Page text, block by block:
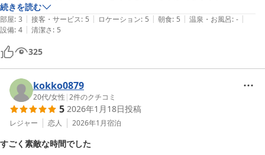
アメニティは必要最小限、シャワーも共用で設備も簡素ですが八幡宮や
小町通りで遊んだあと由比が浜まで歩けば着きます。
朝食は理想なシチュエーションでザ和食をどれもおいしく頂き朝から元
気もらいました。
金額、ロケーション、朝食の3つが当てはまればオススメです。
オーナー様　是非女性の化粧用に机上タイプで大きめの鏡と化粧の色合
いがわかるライトがあると我々は不満がなくなります。
前向きに検討お願いします。
続きを読む
部屋: 3 | 接客・サービス: 5 | ロケーション: 5 | 朝食: 5 | 温泉・お風呂: - |
設備: 4 | 清潔さ: 5
325
kokko0879
20代/女性 |2件のクチコミ
5 2026年1月18日投稿
レジャー 恋人 2026年1月宿泊
すごく素敵な時間でした